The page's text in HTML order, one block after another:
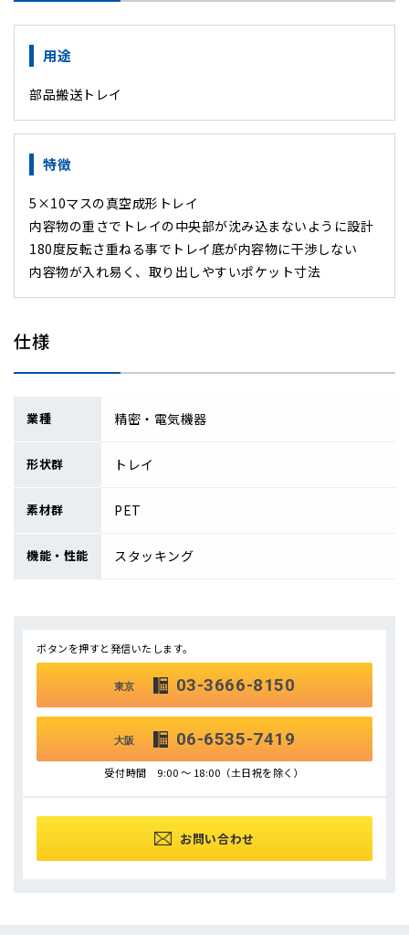
用途
部品搬送トレイ
特徴
5×10マスの真空成形トレイ
内容物の重さでトレイの中央部が沈み込まないように設計
180度反転さ重ねる事でトレイ底が内容物に干渉しない
内容物が入れ易く、取り出しやすいポケット寸法
仕様
業種 精密・電気機器
形状群 トレイ
素材群 PET
機能・性能 スタッキング
ボタンを押すと発信いたします。
東京 03-3666-8150
大阪 06-6535-7419
受付時間 9:00 ～ 18:00（土日祝を除く）
お問い合わせ